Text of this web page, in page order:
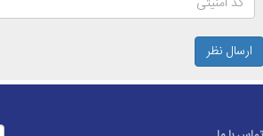
ارسال نظر